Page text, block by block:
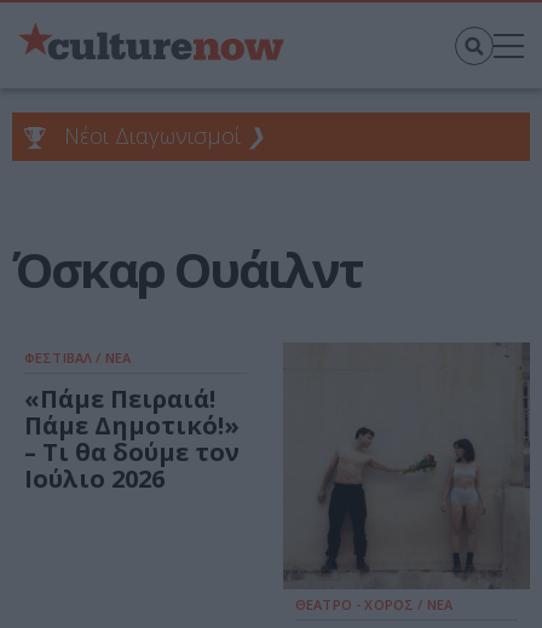
Νέοι Διαγωνισμοί ❯
Όσκαρ Ουάιλντ
ΦΕΣΤΙΒΑΛ / ΝΕΑ
«Πάμε Πειραιά!
Πάμε Δημοτικό!»
– Τι θα δούμε τον
Ιούλιο 2026
ΘΕΑΤΡΟ - ΧΟΡΟΣ / ΝΕΑ